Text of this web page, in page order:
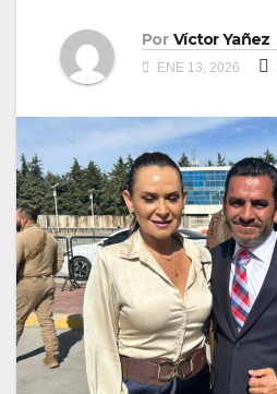
Por Víctor Yañez
ENE 13, 2026